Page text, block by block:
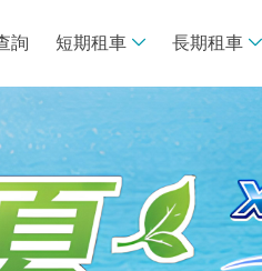
詢 短期租車
車款介紹
租車須知
長期租車
長租諮詢專區
買車V.S.租車
專案推薦
專案試算
常見問題